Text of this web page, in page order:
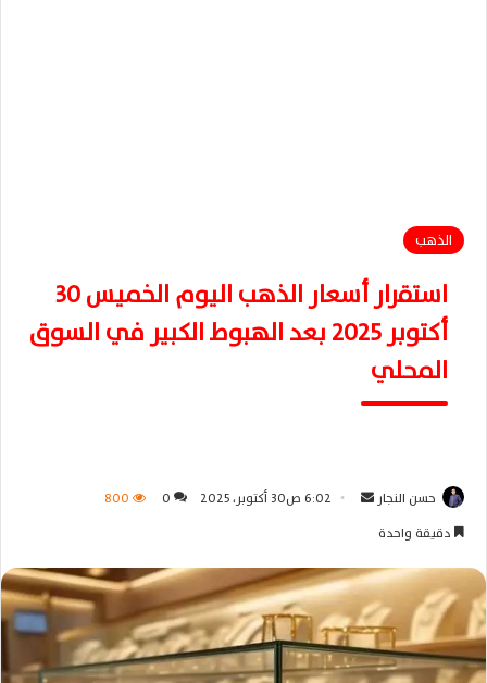
الذهب
استقرار أسعار الذهب اليوم الخميس 30
أكتوبر 2025 بعد الهبوط الكبير في السوق
المحلي
حسن النجار
ل
ر
ي
6:02 ص30 أكتوبر، 2025 0
800
دقيقة واحدة